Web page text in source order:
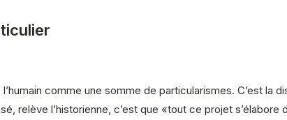
comme une somme de particularismes. C’est la
relève l’historienne, c’est que «tout ce projet